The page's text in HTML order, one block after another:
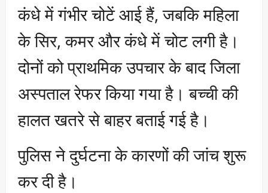
कंधे में गंभीर चोटें आई हैं, जबकि महिला
के सिर, कमर और कंधे में चोट लगी है।
दोनों को प्राथमिक उपचार के बाद जिला
अस्पताल रेफर किया गया है। बच्ची की
हालत खतरे से बाहर बताई गई है।
पुलिस ने दुर्घटना के कारणों की जांच शुरू
कर दी है।